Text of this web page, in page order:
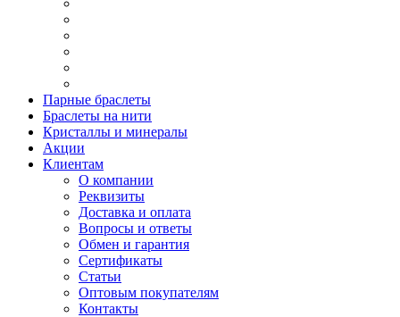
Парные браслеты
Браслеты на нити
Кристаллы и минералы
Акции
Клиентам
О компании
Реквизиты
Доставка и оплата
Вопросы и ответы
Обмен и гарантия
Сертификаты
Статьи
Оптовым покупателям
Контакты